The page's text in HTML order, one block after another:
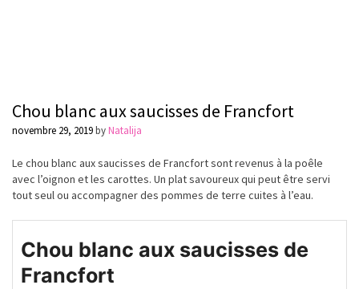
Chou blanc aux saucisses de Francfort
novembre 29, 2019byNatalija
Le chou blanc aux saucisses de Francfortsont revenus à la poêle
avec l’oignon et les carottes. Un platsavoureuxqui peutêtre servi
tout seul ou accompagner des pommes de terre cuites à l’eau.
Chou blanc aux saucisses de
Francfort